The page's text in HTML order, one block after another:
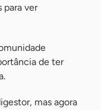
para ver
de ter
mas agora